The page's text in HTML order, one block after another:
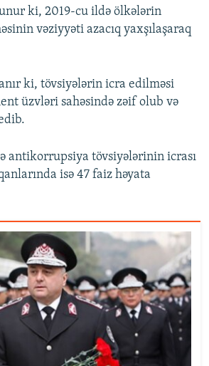
ki, 2019-cu ildə ölkələrin
vəziyyəti azacıq yaxşılaşaraq
ki, tövsiyələrin icra edilməsi
üzvləri sahəsində zəif olub və
antikorrupsiya tövsiyələrinin icrası
isə 47 faiz həyata